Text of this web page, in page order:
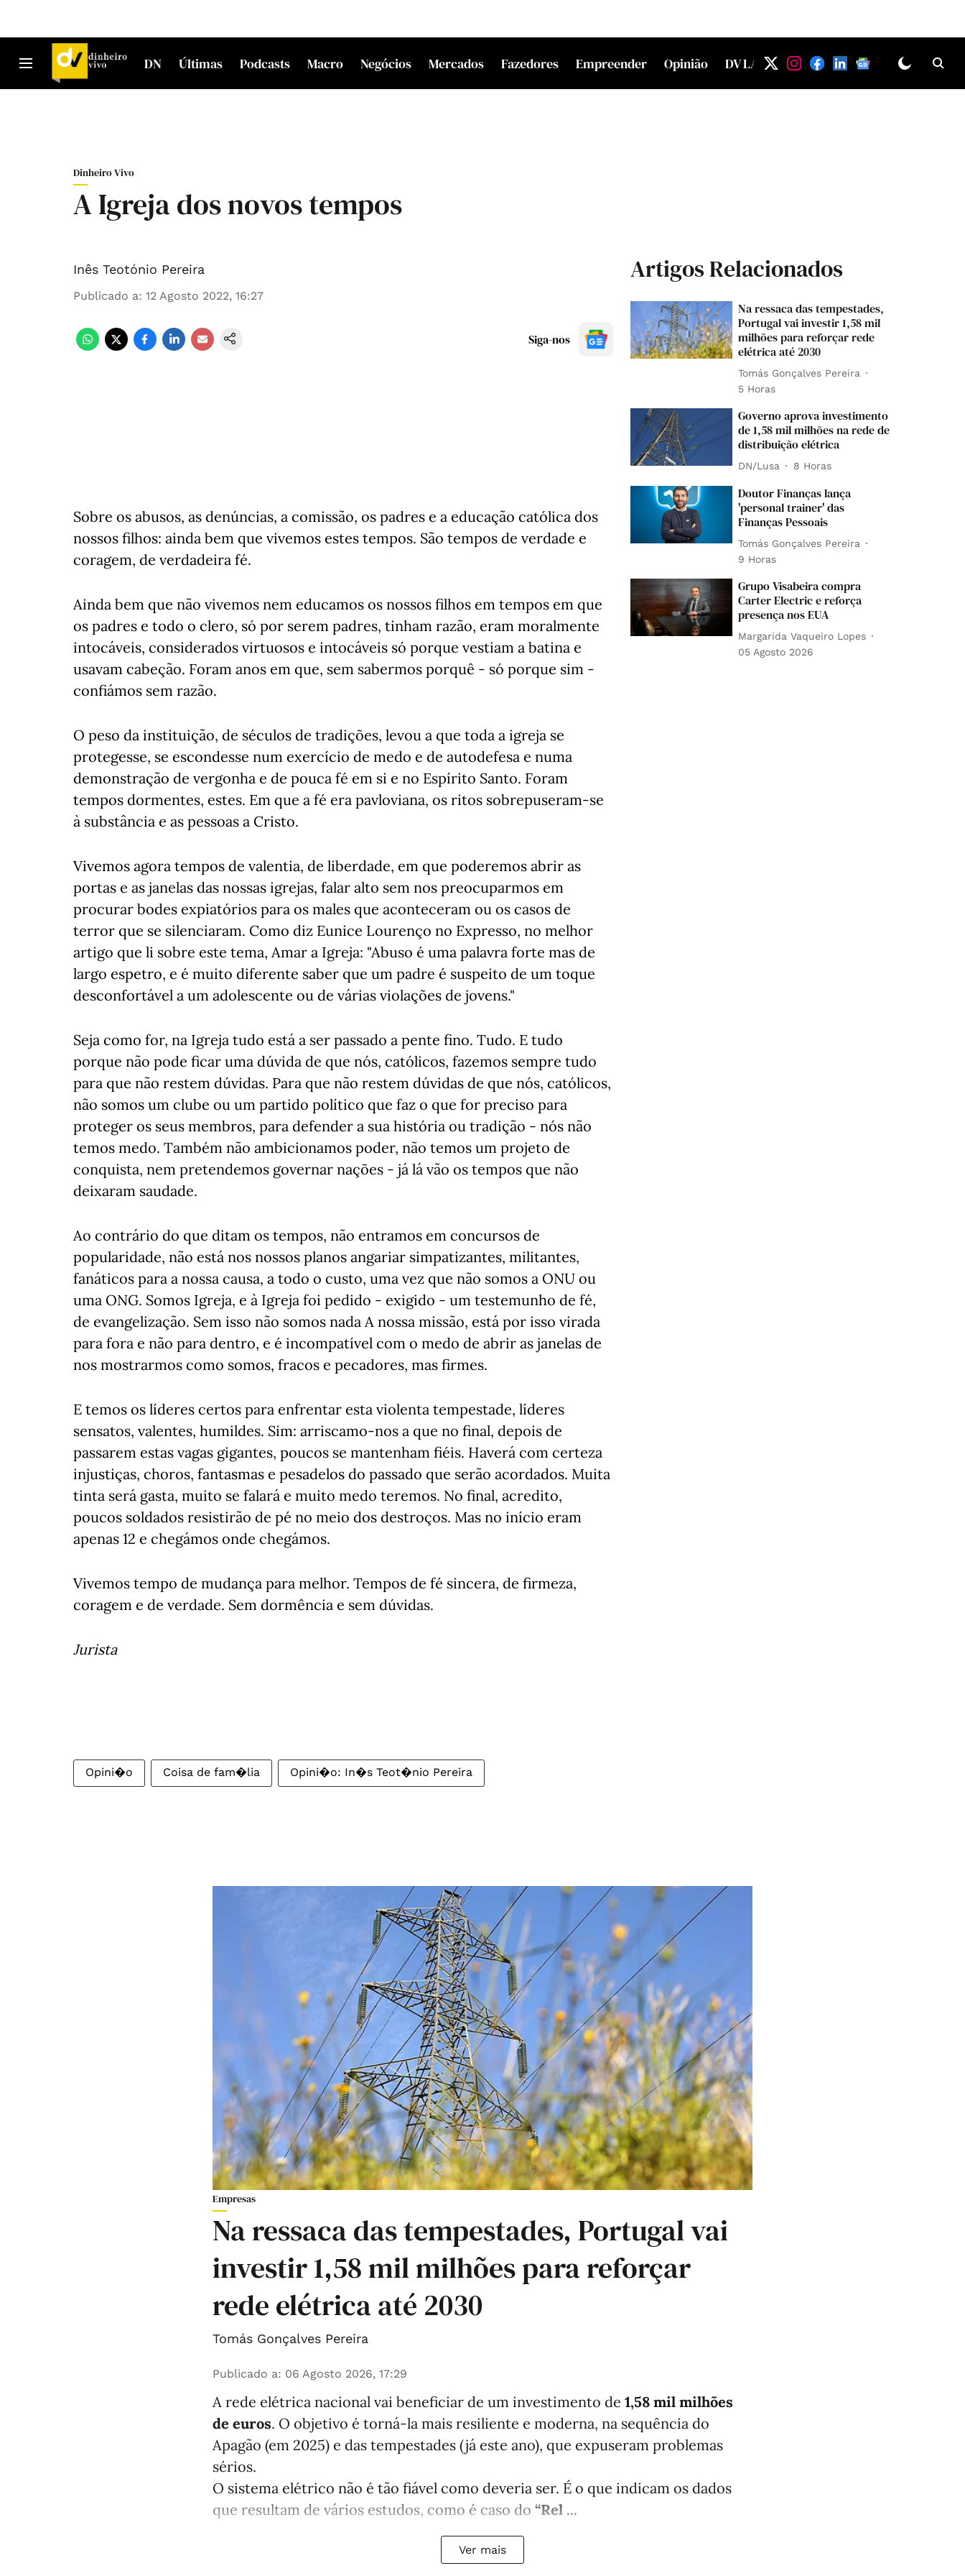
DN Últimas Podcasts Macro Negócios Mercados Fazedores Empreender Opinião DV LAB
Dinheiro Vivo
A Igreja dos novos tempos
Inês Teotónio Pereira
Publicado a: 12 Agosto 2022, 16:27
Siga-nos
Sobre os abusos, as denúncias, a comissão, os padres e a educação católica dos
nossos filhos: ainda bem que vivemos estes tempos. São tempos de verdade e
coragem, de verdadeira fé.
Ainda bem que não vivemos nem educamos os nossos filhos em tempos em que
os padres e todo o clero, só por serem padres, tinham razão, eram moralmente
intocáveis, considerados virtuosos e intocáveis só porque vestiam a batina e
usavam cabeção. Foram anos em que, sem sabermos porquê - só porque sim -
confiámos sem razão.
O peso da instituição, de séculos de tradições, levou a que toda a igreja se
protegesse, se escondesse num exercício de medo e de autodefesa e numa
demonstração de vergonha e de pouca fé em si e no Espírito Santo. Foram
tempos dormentes, estes. Em que a fé era pavloviana, os ritos sobrepuseram-se
à substância e as pessoas a Cristo.
Vivemos agora tempos de valentia, de liberdade, em que poderemos abrir as
portas e as janelas das nossas igrejas, falar alto sem nos preocuparmos em
procurar bodes expiatórios para os males que aconteceram ou os casos de
terror que se silenciaram. Como diz Eunice Lourenço no Expresso, no melhor
artigo que li sobre este tema, Amar a Igreja: "Abuso é uma palavra forte mas de
largo espetro, e é muito diferente saber que um padre é suspeito de um toque
desconfortável a um adolescente ou de várias violações de jovens."
Seja como for, na Igreja tudo está a ser passado a pente fino. Tudo. E tudo
porque não pode ficar uma dúvida de que nós, católicos, fazemos sempre tudo
para que não restem dúvidas. Para que não restem dúvidas de que nós, católicos,
não somos um clube ou um partido político que faz o que for preciso para
proteger os seus membros, para defender a sua história ou tradição - nós não
temos medo. Também não ambicionamos poder, não temos um projeto de
conquista, nem pretendemos governar nações - já lá vão os tempos que não
deixaram saudade.
Ao contrário do que ditam os tempos, não entramos em concursos de
popularidade, não está nos nossos planos angariar simpatizantes, militantes,
fanáticos para a nossa causa, a todo o custo, uma vez que não somos a ONU ou
uma ONG. Somos Igreja, e à Igreja foi pedido - exigido - um testemunho de fé,
de evangelização. Sem isso não somos nada A nossa missão, está por isso virada
para fora e não para dentro, e é incompatível com o medo de abrir as janelas de
nos mostrarmos como somos, fracos e pecadores, mas firmes.
E temos os líderes certos para enfrentar esta violenta tempestade, líderes
sensatos, valentes, humildes. Sim: arriscamo-nos a que no final, depois de
passarem estas vagas gigantes, poucos se mantenham fiéis. Haverá com certeza
injustiças, choros, fantasmas e pesadelos do passado que serão acordados. Muita
tinta será gasta, muito se falará e muito medo teremos. No final, acredito,
poucos soldados resistirão de pé no meio dos destroços. Mas no início eram
apenas 12 e chegámos onde chegámos.
Vivemos tempo de mudança para melhor. Tempos de fé sincera, de firmeza,
coragem e de verdade. Sem dormência e sem dúvidas.
Jurista
Opini�o Coisa de fam�lia Opini�o: In�s Teot�nio Pereira
Artigos Relacionados
Na ressaca das tempestades,
Portugal vai investir 1,58 mil
milhões para reforçar rede
elétrica até 2030
Tomás Gonçalves Pereira
5 Horas
Governo aprova investimento
de 1,58 mil milhões na rede de
distribuição elétrica
DN/Lusa 8 Horas
Doutor Finanças lança
'personal trainer' das
Finanças Pessoais
Tomás Gonçalves Pereira
9 Horas
Grupo Visabeira compra
Carter Electric e reforça
presença nos EUA
Margarida Vaqueiro Lopes
05 Agosto 2026
Empresas
Na ressaca das tempestades, Portugal vai
investir 1,58 mil milhões para reforçar
rede elétrica até 2030
Tomás Gonçalves Pereira
Publicado a: 06 Agosto 2026, 17:29
A rede elétrica nacional vai beneficiar de um investimento de 1,58 mil milhões
de euros. O objetivo é torná-la mais resiliente e moderna, na sequência do
Apagão (em 2025) e das tempestades (já este ano), que expuseram problemas
sérios.
O sistema elétrico não é tão fiável como deveria ser. É o que indicam os dados
que resultam de vários estudos, como é caso do “Rel ...
Ver mais